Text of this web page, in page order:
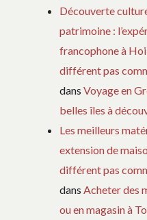
Découverte
patrimoine :
francophone à
différent pas
dansVoyage en
belles îles à
Les meilleurs
extension de
différent pas
dansAcheter des
ou en magasin à